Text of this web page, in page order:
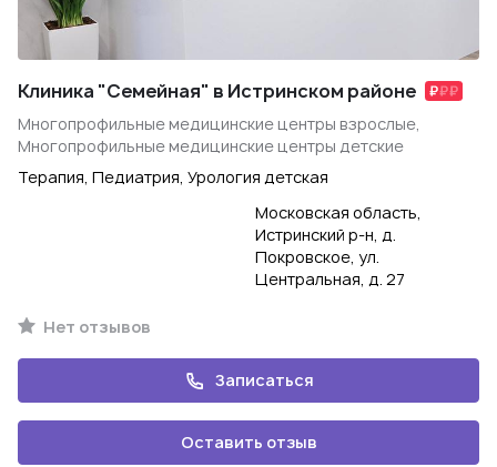
Клиника "Семейная" в Истринском районе
Многопрофильные медицинские центры взрослые,
Многопрофильные медицинские центры детские
Терапия, Педиатрия, Урология детская
Московская область,
Истринский р-н, д.
Покровское, ул.
Центральная, д. 27
Нет отзывов
Записаться
Оставить отзыв